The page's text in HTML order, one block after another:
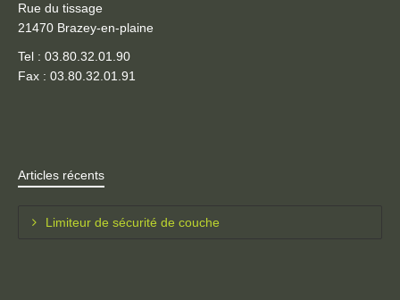
Rue du tissage
21470 Brazey-en-plaine
Tel : 03.80.32.01.90
Fax : 03.80.32.01.91
Articles récents
Limiteur de sécurité de couche